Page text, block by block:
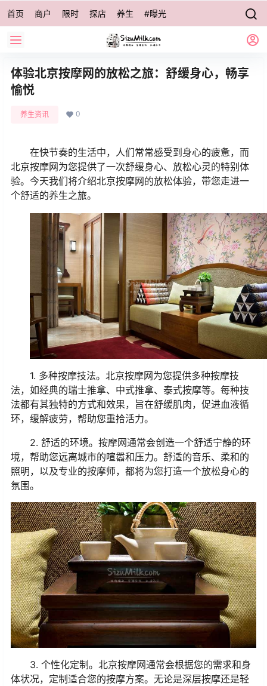
首页 商户 限时 探店 养生 #曝光
体验北京按摩网的放松之旅：舒缓身心，畅享
愉悦
养生资讯 0
在快节奏的生活中，人们常常感受到身心的疲惫，而
北京按摩网为您提供了一次舒缓身心、放松心灵的特别体
验。今天我们将介绍北京按摩网的放松体验，带您走进一
个舒适的养生之旅。
1. 多种按摩技法。北京按摩网为您提供多种按摩技
法，如经典的瑞士推拿、中式推拿、泰式按摩等。每种技
法都有其独特的方式和效果，旨在舒缓肌肉，促进血液循
环，缓解疲劳，帮助您重拾活力。
2. 舒适的环境。按摩网通常会创造一个舒适宁静的环
境，帮助您远离城市的喧嚣和压力。舒适的音乐、柔和的
照明，以及专业的按摩师，都将为您打造一个放松身心的
氛围。
3. 个性化定制。北京按摩网通常会根据您的需求和身
体状况，定制适合您的按摩方案。无论是深层按摩还是轻